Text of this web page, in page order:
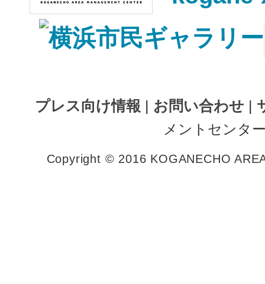
プレス向け情報 | お問い合わせ |
メントセンタ
Copyright © 2016 KOGANECHO